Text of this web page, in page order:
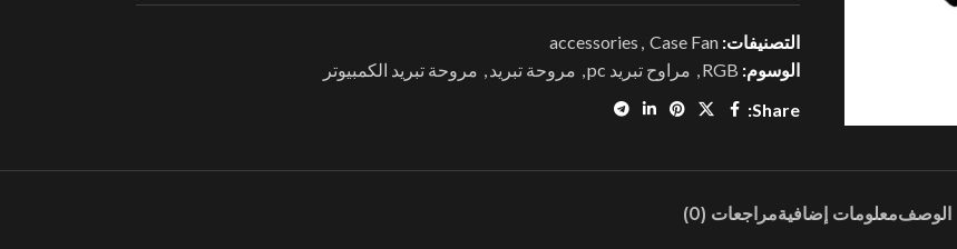
التصنيفات: accessories , Case Fan
الوسوم: RGB
, مراوح تبريد pc , مروحة تبريد, مروحة تبريد الكمبيوتر
Share:
الوصفمعلومات إضافيةمراجعات (0)